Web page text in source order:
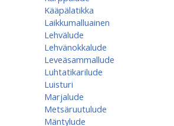
Kääpälatikka
Laikkumalluainen
Lehvälude
Lehvänokkalude
Leveäsammallude
Luhtatikarilude
Luisturi
Marjalude
Metsäruutulude
Mäntylude